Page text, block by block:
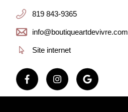
819 843-9365
info@boutiqueartdevivre.com
Site internet